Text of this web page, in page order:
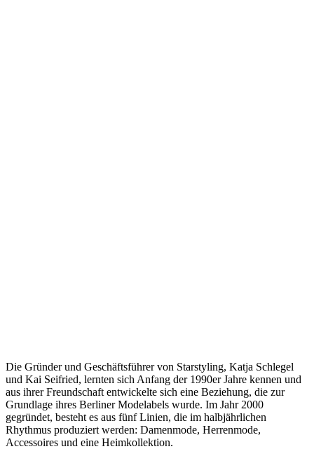
Die Gründer und Geschäftsführer von Starstyling, Katja Schlegel
und Kai Seifried, lernten sich Anfang der 1990er Jahre kennen und
aus ihrer Freundschaft entwickelte sich eine Beziehung, die zur
Grundlage ihres Berliner Modelabels wurde. Im Jahr 2000
gegründet, besteht es aus fünf Linien, die im halbjährlichen
Rhythmus produziert werden: Damenmode, Herrenmode,
Accessoires und eine Heimkollektion.